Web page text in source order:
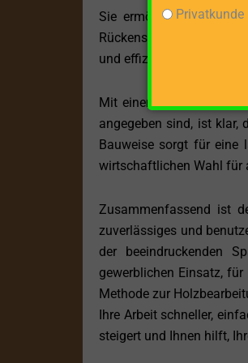
Sie ermöglicht es dem
Rückens und der
und effizienter, was die
Mit einem Gewicht von
angegeben sind, ist klar,
Bauweise sorgt für eine
wirtschaftlichen Wahl für
Zusammenfassend ist
zuverlässiges und
der beeindruckenden
gewerblichen Einsatz,
Methode zur
Ihre Arbeit schneller,
steigert und Ihnen hilft,
Privatkunde